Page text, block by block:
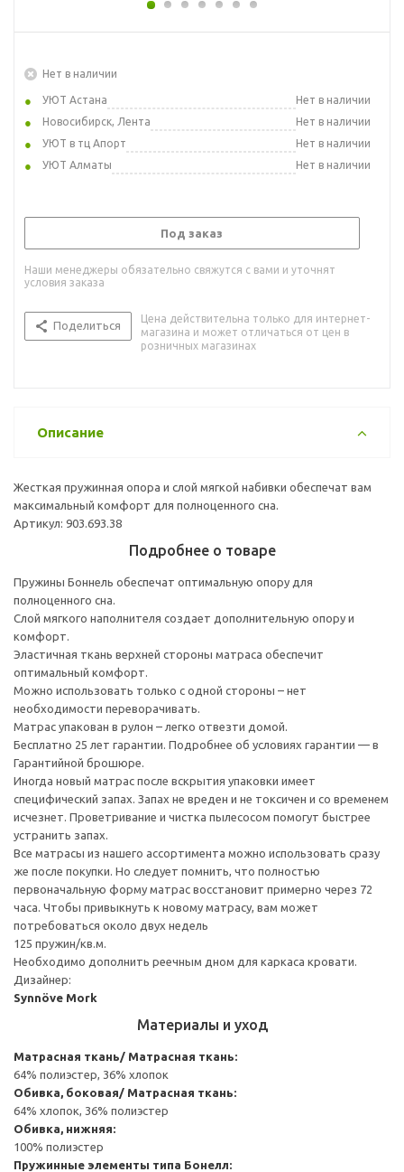
Нет в наличии
УЮТ Астана
Нет в наличии
Новосибирск, Лента
Нет в наличии
УЮТ в тц Апорт
Нет в наличии
УЮТ Алматы
Нет в наличии
Под заказ
Наши менеджеры обязательно свяжутся с вами и уточнят
условия заказа
Поделиться
Цена действительна только для интернет-
магазина и может отличаться от цен в
розничных магазинах
Описание
Жесткая пружинная опора и слой мягкой набивки обеспечат вам
максимальный комфорт для полноценного сна.
Артикул: 903.693.38
Подробнее о товаре
Пружины Боннель обеспечат оптимальную опору для
полноценного сна.
Слой мягкого наполнителя создает дополнительную опору и
комфорт.
Эластичная ткань верхней стороны матраса обеспечит
оптимальный комфорт.
Можно использовать только с одной стороны – нет
необходимости переворачивать.
Матрас упакован в рулон – легко отвезти домой.
Бесплатно 25 лет гарантии. Подробнее об условиях гарантии — в
Гарантийной брошюре.
Иногда новый матрас после вскрытия упаковки имеет
специфический запах. Запах не вреден и не токсичен и со временем
исчезнет. Проветривание и чистка пылесосом помогут быстрее
устранить запах.
Все матрасы из нашего ассортимента можно использовать сразу
же после покупки. Но следует помнить, что полностью
первоначальную форму матрас восстановит примерно через 72
часа. Чтобы привыкнуть к новому матрасу, вам может
потребоваться около двух недель
125 пружин/кв.м.
Необходимо дополнить реечным дном для каркаса кровати.
Дизайнер:
Synnöve Mork
Материалы и уход
Матрасная ткань/ Матрасная ткань:
64% полиэстер, 36% хлопок
Обивка, боковая/ Матрасная ткань:
64% хлопок, 36% полиэстер
Обивка, нижняя:
100% полиэстер
Пружинные элементы типа Бонелл: